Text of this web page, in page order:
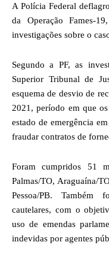
A Polícia Federal
da Operação Fames-
investigações sobre o
Segundo a PF, as
Superior Tribunal de
esquema de desvio de
2021, período em que
estado de emergência
fraudar contratos de
Foram cumpridos 51
Palmas/TO, Araguaína/
Pessoa/PB. Também
cautelares, com o
uso de emendas
indevidas por agentes